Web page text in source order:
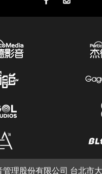
管理股份有限公司 台北市